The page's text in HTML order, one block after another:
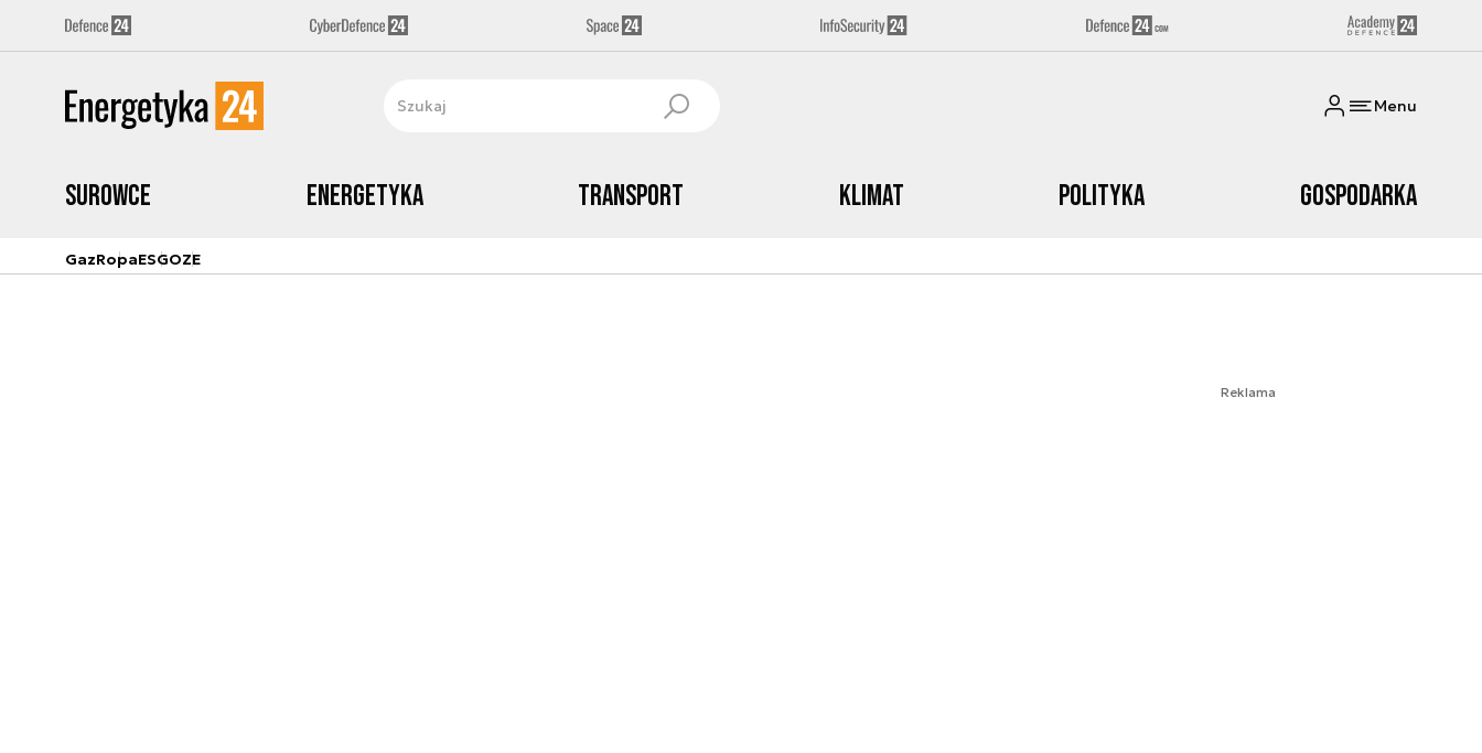
Menu
Surowce Energetyka Transport Klimat Polityka Gospodarka
GazRopaESGOZE
Reklama